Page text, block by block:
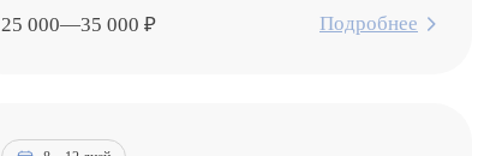
25 000—35 000 ₽ Подробнее